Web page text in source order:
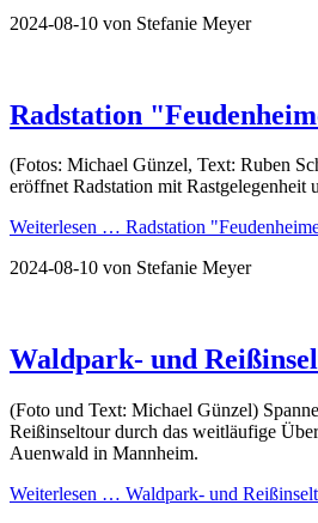
2024-08-10 von Stefanie Meyer
Radstation
(Fotos: Michael Günzel, Text: Ruben
eröffnet Radstation mit Rastgelegenheit
Weiterlesen … Radstation
2024-08-10 von Stefanie Meyer
Waldpark- und
(Foto und Text: Michael Günzel)
Reißinseltour durch das weitläufige
Auenwald in Mannheim.
Weiterlesen … Waldpark- und